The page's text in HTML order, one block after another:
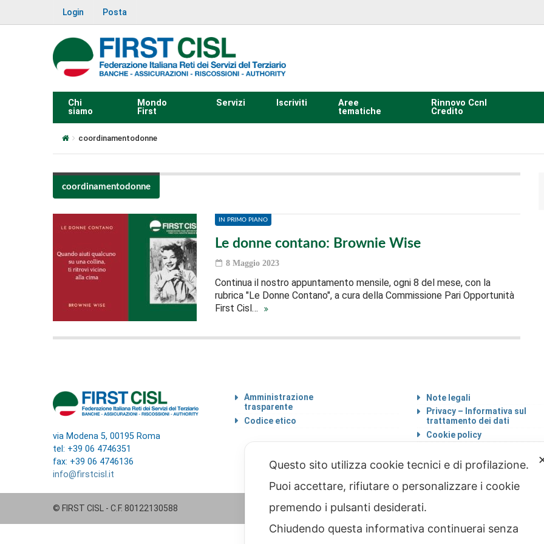
Login Posta
Chi
siamo
Mondo
First
Servizi Iscriviti
Aree
tematiche
Rinnovo Ccnl
Credito
coordinamentodonne
coordinamentodonne
IN PRIMO PIANO
Le donne contano: Brownie Wise
8 Maggio 2023
Continua il nostro appuntamento mensile, ogni 8 del mese, con la
rubrica "Le Donne Contano", a cura della Commissione Pari Opportunità
First Cisl…
via Modena 5, 00195 Roma
tel: +39 06 4746351
fax: +39 06 4746136
info@firstcisl.it
Amministrazione
trasparente
Codice etico
Note legali
Privacy – Informativa sul
trattamento dei dati
Cookie policy
© FIRST CISL - C.F. 80122130588
Questo sito utilizza cookie tecnici e di profilazione.
Puoi accettare, rifiutare o personalizzare i cookie
premendo i pulsanti desiderati.
Chiudendo questa informativa continuerai senza